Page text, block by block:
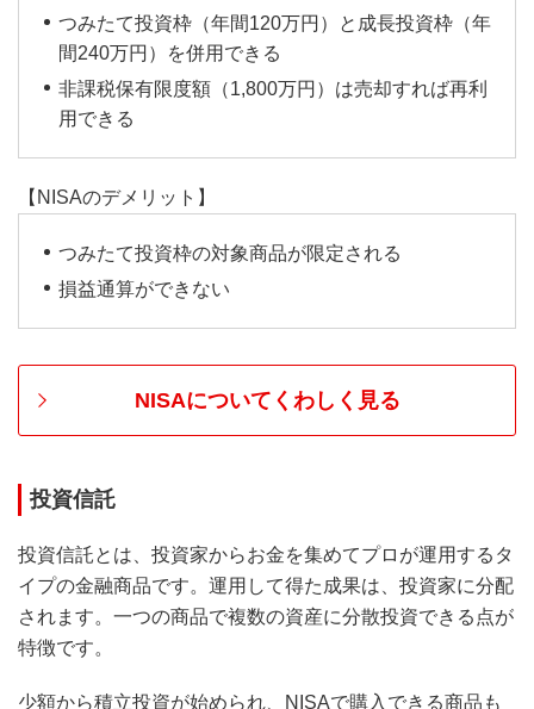
つみたて投資枠（年間120万円）と成長投資枠（年
間240万円）を併用できる
非課税保有限度額（1,800万円）は売却すれば再利
用できる
【NISAのデメリット】
つみたて投資枠の対象商品が限定される
損益通算ができない
NISAについてくわしく見る
投資信託
投資信託とは、投資家からお金を集めてプロが運用するタ
イプの金融商品です。運用して得た成果は、投資家に分配
されます。一つの商品で複数の資産に分散投資できる点が
特徴です。
少額から積立投資が始められ、NISAで購入できる商品も